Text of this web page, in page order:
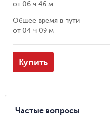
от 06 ч 46 м
Общее время в пути
от 04 ч 09 м
Купить
Частые вопросы